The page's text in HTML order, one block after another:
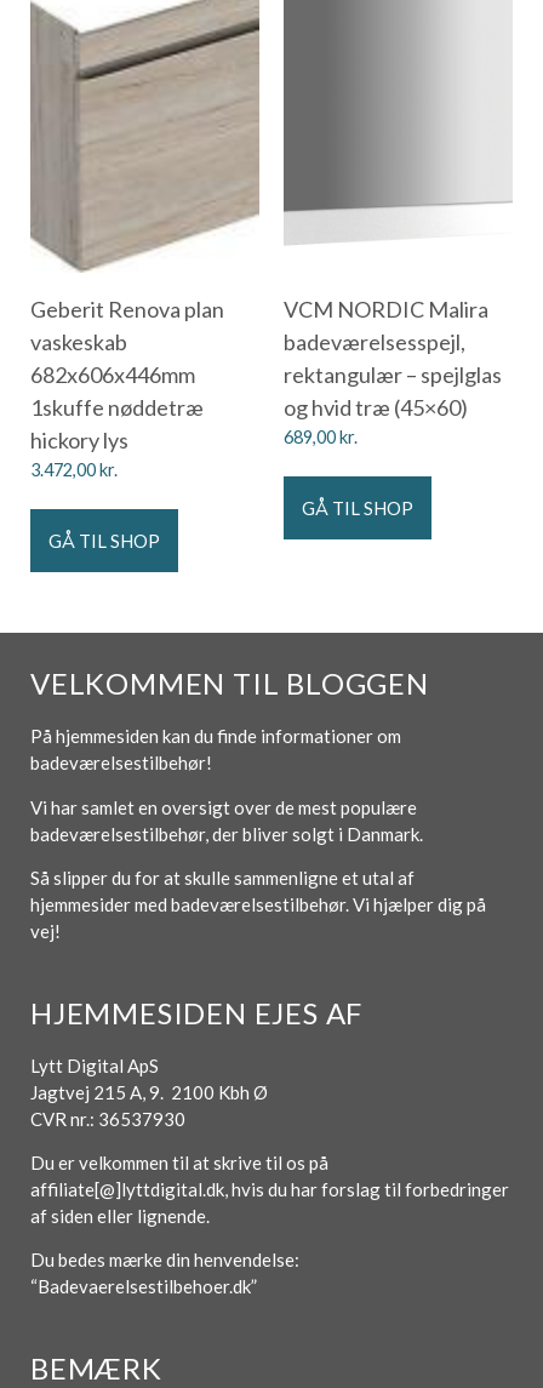
Geberit Renova plan
vaskeskab
682x606x446mm
1skuffe nøddetræ
hickory lys
3.472,00kr.
GÅ TIL SHOP
VCM NORDIC Malira
badeværelsesspejl,
rektangulær – spejlglas
og hvid træ (45×60)
689,00kr.
GÅ TIL SHOP
VELKOMMEN TIL BLOGGEN
På hjemmesiden kan du finde informationer om
badeværelsestilbehør!
Vi har samlet en oversigt over de mest populære
badeværelsestilbehør, der bliver solgt i Danmark.
Så slipper du for at skulle sammenligne et utal af
hjemmesider med badeværelsestilbehør. Vi hjælper dig på
vej!
HJEMMESIDEN EJES AF
Lytt Digital ApS
Jagtvej 215 A, 9. 2100 Kbh Ø
CVR nr.: 36537930
Du er velkommen til at skrive til os på
affiliate[@]lyttdigital.dk, hvis du har forslag til forbedringer
af siden eller lignende.
Du bedes mærke din henvendelse:
“Badevaerelsestilbehoer.dk”
BEMÆRK